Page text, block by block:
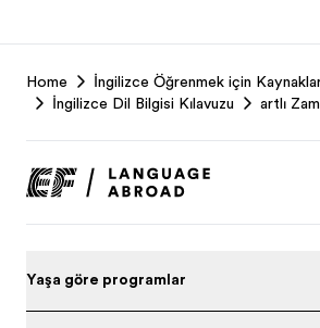
Footer
Home
İngilizce Öğrenmek için
İngilizce Dil Bilgisi Kılavuzu
Şartlı
Yaşa göre programları